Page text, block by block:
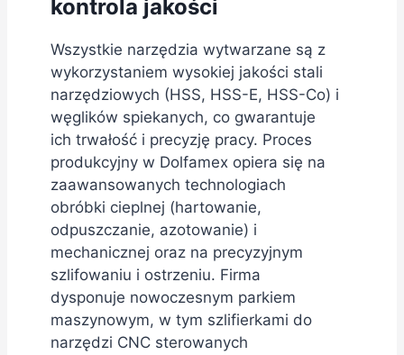
kontrola jakości
Wszystkie narzędzia wytwarzane są z
wykorzystaniem wysokiej jakości stali
narzędziowych (HSS, HSS-E, HSS-Co) i
węglików spiekanych, co gwarantuje
ich trwałość i precyzję pracy. Proces
produkcyjny w Dolfamex opiera się na
zaawansowanych technologiach
obróbki cieplnej (hartowanie,
odpuszczanie, azotowanie) i
mechanicznej oraz na precyzyjnym
szlifowaniu i ostrzeniu. Firma
dysponuje nowoczesnym parkiem
maszynowym, w tym szlifierkami do
narzędzi CNC sterowanych